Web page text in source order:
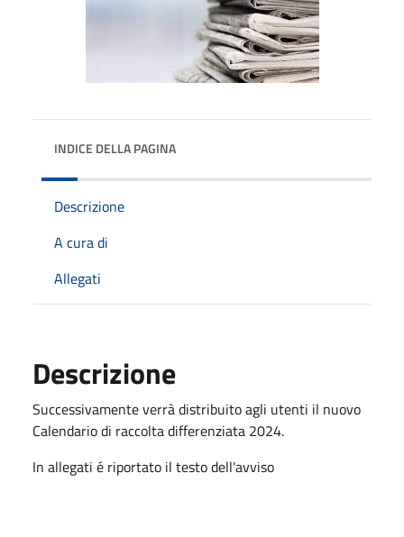
INDICE DELLA PAGINA
Descrizione
A cura di
Allegati
Descrizione
Successivamente verrà distribuito agli utenti il nuovo
Calendario di raccolta differenziata 2024.
In allegati é riportato il testo dell'avviso